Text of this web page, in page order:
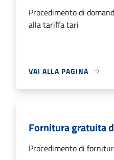
Procedimento di
alla tariffa tari
VAI ALLA PAGINA
Fornitura gratuita
Procedimento di